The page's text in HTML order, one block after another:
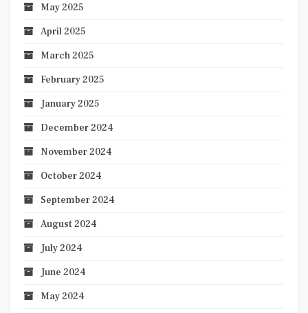
May 2025
April 2025
March 2025
February 2025
January 2025
December 2024
November 2024
October 2024
September 2024
August 2024
July 2024
June 2024
May 2024